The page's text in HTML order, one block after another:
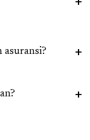
asuransi?